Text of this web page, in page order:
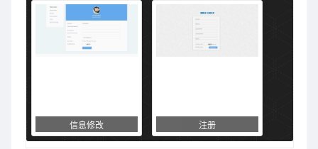
信息修改 注册